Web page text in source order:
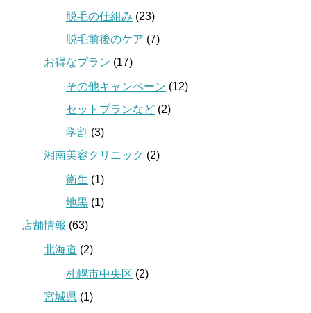
脱毛の仕組み (23)
脱毛前後のケア (7)
お得なプラン (17)
その他キャンペーン (12)
セットプランなど (2)
学割 (3)
湘南美容クリニック (2)
衛生 (1)
地黒 (1)
店舗情報 (63)
北海道 (2)
札幌市中央区 (2)
宮城県 (1)